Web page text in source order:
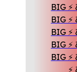
SALE – خصم 25% لفترة محدودة ⚡ BIG
SALE – خصم 25% لفترة محدودة ⚡ BIG
SALE – خصم 25% لفترة محدودة ⚡ BIG
SALE – خصم 25% لفترة محدودة ⚡ BIG
SALE – خصم 25% لفترة محدودة ⚡ BIG